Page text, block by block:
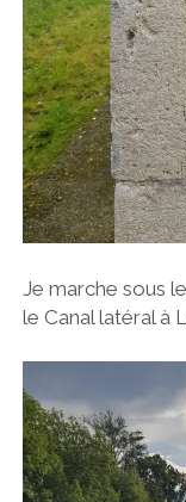
Je marche sous
le Canal latéral à